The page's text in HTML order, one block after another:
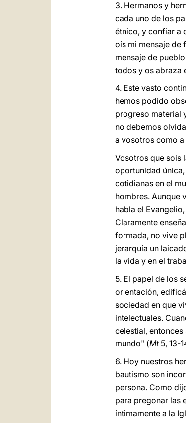
3. Hermanos y
cada uno de los
étnico, y confiar a
oís mi mensaje de
mensaje de
todos y os abraza
4. Este vasto
hemos podido
progreso material
no debemos
a vosotros como
Vosotros que sois
oportunidad
cotidianas en el
hombres. Aunque
habla el
Claramente
formada, no vive
jerarquía un
la vida y en el
5. El papel de los
orientación,
sociedad en que
intelectuales.
celestial, entonces
mundo" (Mt5, 13-
6. Hoy nuestros
bautismo son
persona. Como
para pregonar las
íntimamente a la